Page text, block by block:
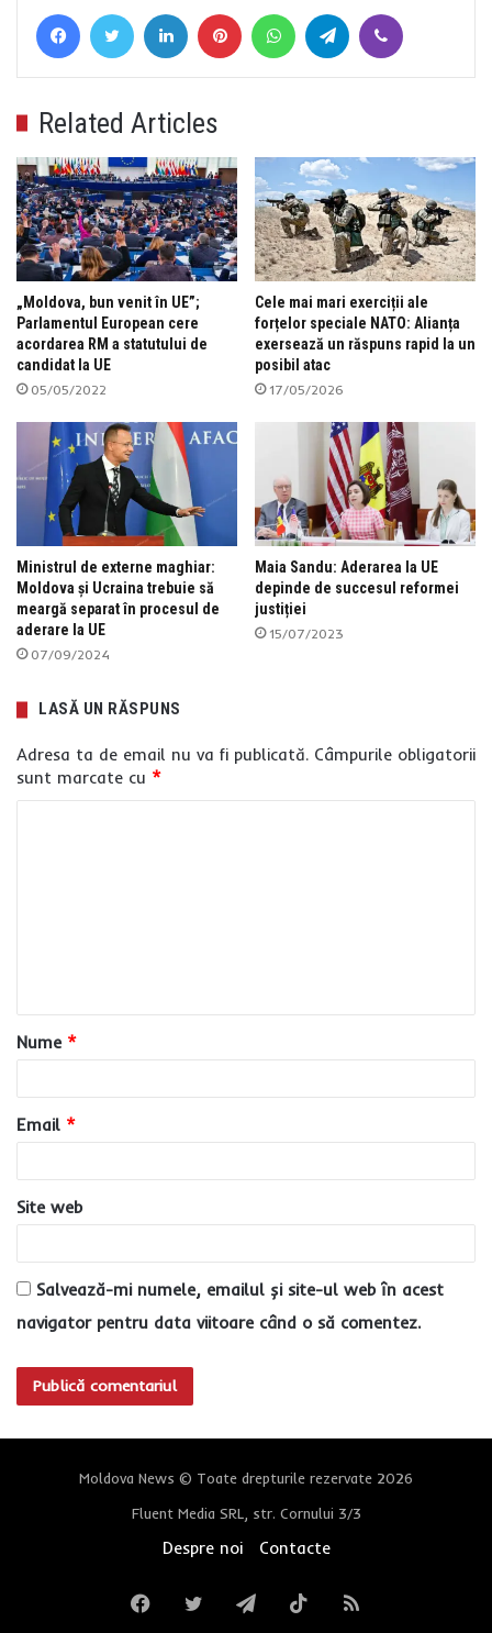
FacebookTwitter LinkedIn Pinterest WhatsAppTelegram
Related Articles
„Moldova, bun venit în UE”;
Parlamentul European cere
acordarea RM a statutului de
candidat la UE
05/05/2022
Cele mai mari exerciții ale
forțelor speciale NATO: Alianța
exersează un răspuns rapid la un
posibil atac
17/05/2026
Ministrul de externe maghiar:
Moldova și Ucraina trebuie să
meargă separat în procesul de
aderare la UE
07/09/2024
Maia Sandu: Aderarea la UE
depinde de succesul reformei
justiției
15/07/2023
LASĂ UN RĂSPUNS
Adresa ta de email nu va fi publicată. Câmpurile obligatorii
sunt marcate cu *
a
r
u
*
Nume *
Email *
Site web
Salvează-mi numele, emailul și site-ul web în acest
navigator pentru data viitoare când o să comentez.
Moldova News © Toate drepturile rezervate 2026
Fluent Media SRL, str. Cornului 3/3
Despre noi Contacte
FacebookTwitterTelegramTikTokRSS